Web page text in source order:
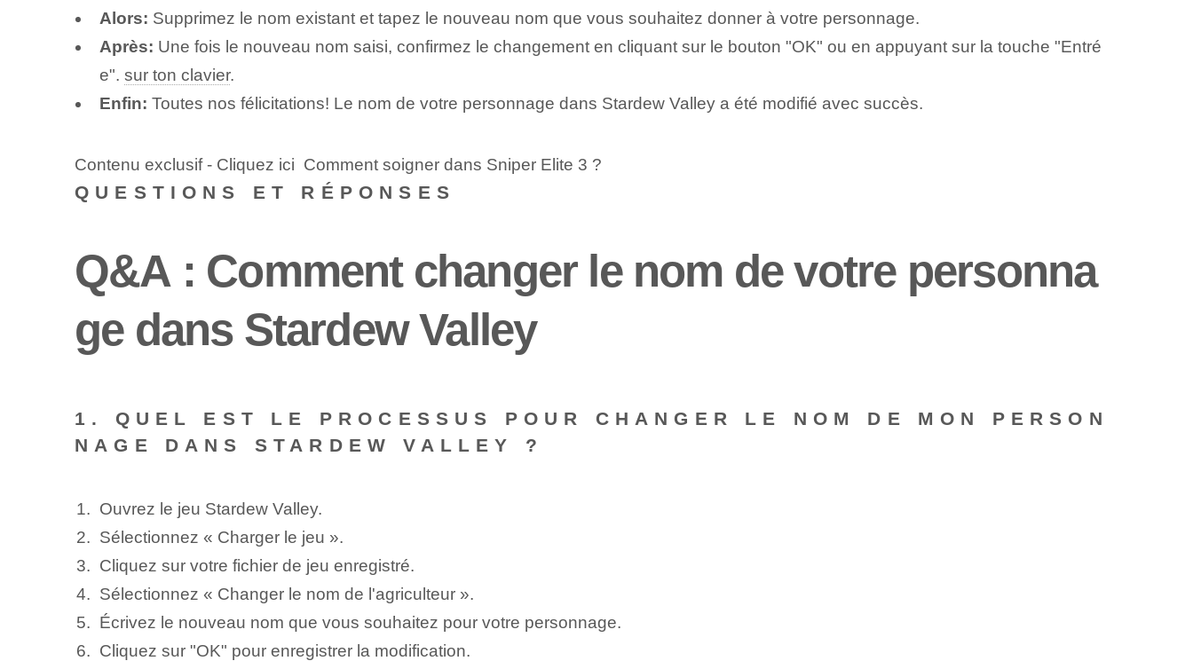
Alors: Supprimez le nom existant et tapez le nouveau nom que vous souhaitez donner à votre personnage.
Après: Une fois le nouveau nom saisi, confirmez le changement en cliquant sur le bouton "OK" ou en appuyant sur la touche "Entré
e". sur ton clavier.
Enfin: Toutes nos félicitations! Le nom de votre personnage dans Stardew Valley a été modifié avec succès.
Contenu exclusif - Cliquez ici Comment soigner dans Sniper Elite 3 ?
QUESTIONS ET RÉPONSES
Q&A : Comment changer le nom de votre personna
ge dans Stardew Valley
1. QUEL EST LE PROCESSUS POUR CHANGER LE NOM DE MON PERSON
NAGE DANS STARDEW VALLEY ?
Ouvrez le jeu Stardew Valley.
Sélectionnez « Charger le jeu ».
Cliquez sur votre fichier de jeu enregistré.
Sélectionnez « Changer le nom de l'agriculteur ».
Écrivez le nouveau nom que vous souhaitez pour votre personnage.
Cliquez sur "OK" pour enregistrer la modification.